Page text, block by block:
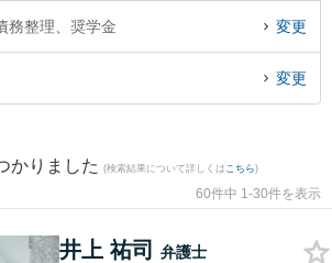
た奨学金の債務整理のトラブルを今すぐに弁護士に
務整理のトラブル解決の実績豊富な近くの弁護士を
料で奨学金の債務整理を法律相談できる広島市内の
務整理、奨学金 変更
変更
かりました (検索結果について詳しくは こちら)
60件中 1-30件を表示
井上 祐司 弁護士